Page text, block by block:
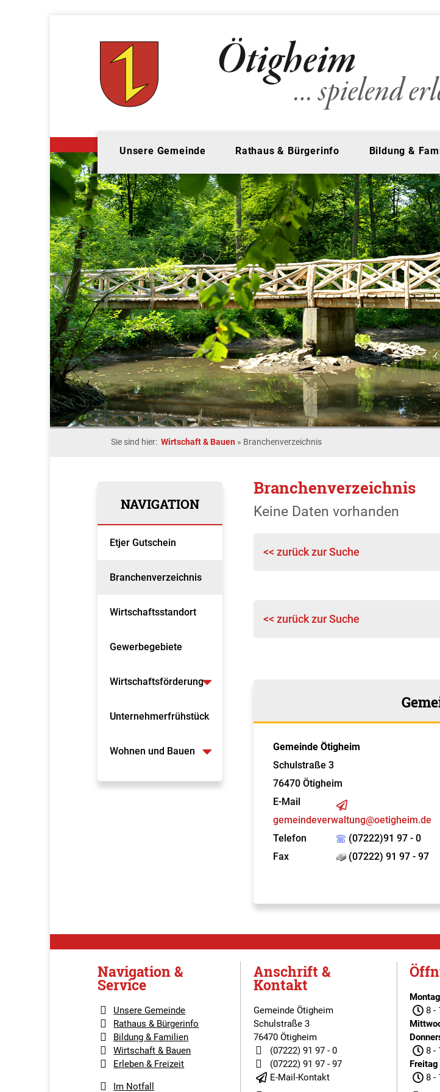
Unsere Gemeinde Rathaus & Bürgerinfo Bildung &
Sie sind hier: Wirtschaft & Bauen » Branchenverzeichnis
NAVIGATION
Etjer Gutschein
Branchenverzeichnis
Wirtschaftsstandort
Gewerbegebiete
Wirtschaftsförderung
Unternehmerfrühstück
Wohnen und Bauen
Branchenverzeichnis
Keine Daten vorhanden
<< zurück zur Suche
<< zurück zur Suche
Gemeinde Ötigheim
Schulstraße 3
76470 Ötigheim
E-Mail
gemeindeverwaltung@oetigheim.de
Telefon
(07222)91 97 - 0
Fax
(07222) 91 97 - 97
Navigation &
Service
Unsere Gemeinde
Rathaus & Bürgerinfo
Bildung & Familien
Wirtschaft & Bauen
Erleben & Freizeit
Im Notfall
Anschrift &
Kontakt
Gemeinde Ötigheim
Schulstraße 3
76470 Ötigheim
(07222) 91 97 - 0
(07222) 91 97 - 97
E-Mail-Kontakt
8 -
8 -
Freitag
8 -